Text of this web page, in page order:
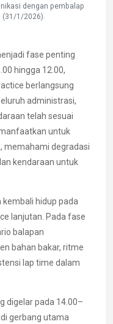
dengan pembalap
1/2026).
fase penting
hingga 12.00,
berlangsung
administrasi,
telah sesuai
untuk
memahami degradasi
kendaraan untuk
hidup pada
lanjutan. Pada fase
balapan
bahan bakar, ritme
lap time dalam
digelar pada 14.00–
gerbang utama